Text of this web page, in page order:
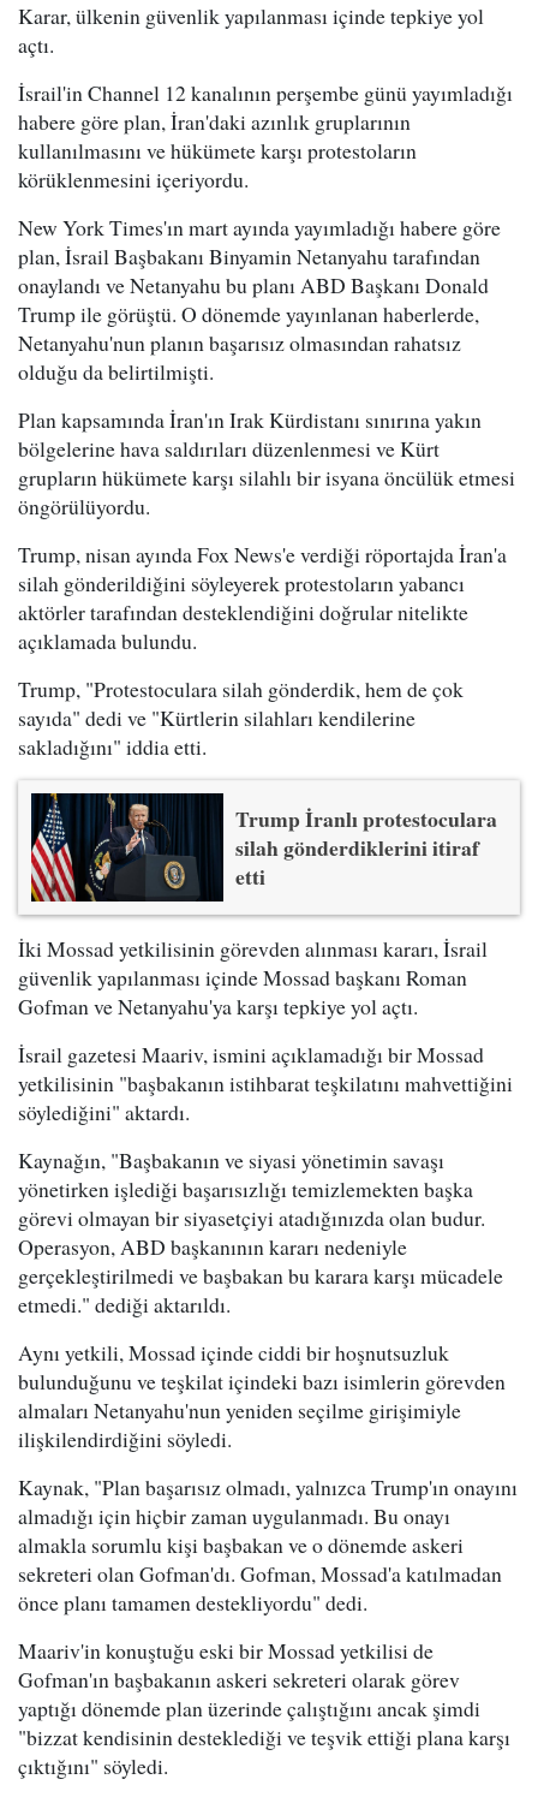
Karar, ülkenin güvenlik yapılanması içinde tepkiye yol
açtı.
İsrail'in Channel 12 kanalının perşembe günü yayımladığı
habere göre plan, İran'daki azınlık gruplarının
kullanılmasını ve hükümete karşı protestoların
körüklenmesini içeriyordu.
New York Times'ın mart ayında yayımladığı habere göre
plan, İsrail Başbakanı Binyamin Netanyahu tarafından
onaylandı ve Netanyahu bu planı ABD Başkanı Donald
Trump ile görüştü. O dönemde yayınlanan haberlerde,
Netanyahu'nun planın başarısız olmasından rahatsız
olduğu da belirtilmişti.
Plan kapsamında İran'ın Irak Kürdistanı sınırına yakın
bölgelerine hava saldırıları düzenlenmesi ve Kürt
grupların hükümete karşı silahlı bir isyana öncülük etmesi
öngörülüyordu.
Trump, nisan ayında Fox News'e verdiği röportajda İran'a
silah gönderildiğini söyleyerek protestoların yabancı
aktörler tarafından desteklendiğini doğrular nitelikte
açıklamada bulundu.
Trump, "Protestoculara silah gönderdik, hem de çok
sayıda" dedi ve "Kürtlerin silahları kendilerine
sakladığını" iddia etti.
Trump İranlı protestoculara
silah gönderdiklerini itiraf
etti
İki Mossad yetkilisinin görevden alınması kararı, İsrail
güvenlik yapılanması içinde Mossad başkanı Roman
Gofman ve Netanyahu'ya karşı tepkiye yol açtı.
İsrail gazetesi Maariv, ismini açıklamadığı bir Mossad
yetkilisinin "başbakanın istihbarat teşkilatını mahvettiğini
söylediğini" aktardı.
Kaynağın, "Başbakanın ve siyasi yönetimin savaşı
yönetirken işlediği başarısızlığı temizlemekten başka
görevi olmayan bir siyasetçiyi atadığınızda olan budur.
Operasyon, ABD başkanının kararı nedeniyle
gerçekleştirilmedi ve başbakan bu karara karşı mücadele
etmedi." dediği aktarıldı.
Aynı yetkili, Mossad içinde ciddi bir hoşnutsuzluk
bulunduğunu ve teşkilat içindeki bazı isimlerin görevden
almaları Netanyahu'nun yeniden seçilme girişimiyle
ilişkilendirdiğini söyledi.
Kaynak, "Plan başarısız olmadı, yalnızca Trump'ın onayını
almadığı için hiçbir zaman uygulanmadı. Bu onayı
almakla sorumlu kişi başbakan ve o dönemde askeri
sekreteri olan Gofman'dı. Gofman, Mossad'a katılmadan
önce planı tamamen destekliyordu" dedi.
Maariv'in konuştuğu eski bir Mossad yetkilisi de
Gofman'ın başbakanın askeri sekreteri olarak görev
yaptığı dönemde plan üzerinde çalıştığını ancak şimdi
"bizzat kendisinin desteklediği ve teşvik ettiği plana karşı
çıktığını" söyledi.